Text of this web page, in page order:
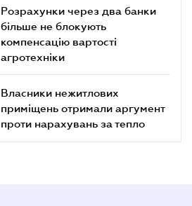
Розрахунки через два банки
більше не блокують
компенсацію вартості
агротехніки
Власники нежитлових
приміщень отримали аргумент
проти нарахувань за тепло